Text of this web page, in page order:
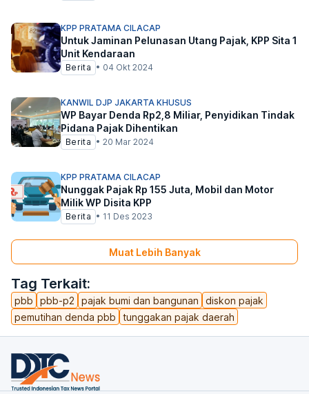
Tag Terkait:
pbb pbb-p2 pajak bumi dan bangunan
diskon pajak
pemutihan denda pbb
tunggakan pajak daerah
KPP PRATAMA CILACAP
Untuk Jaminan Pelunasan Utang Pajak, KPP Sita 1
Unit Kendaraan
Berita • 04 Okt 2024
KANWIL DJP JAKARTA KHUSUS
WP Bayar Denda Rp2,8 Miliar, Penyidikan Tindak
Pidana Pajak Dihentikan
Berita • 20 Mar 2024
KPP PRATAMA CILACAP
Nunggak Pajak Rp 155 Juta, Mobil dan Motor
Milik WP Disita KPP
Berita • 11 Des 2023
Muat Lebih Banyak